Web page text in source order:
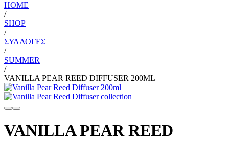
HOME
/
SHOP
/
ΣΥΛΛΟΓΈΣ
/
SUMMER
/
VANILLA PEAR REED DIFFUSER 200ML
VANILLA PEAR REED